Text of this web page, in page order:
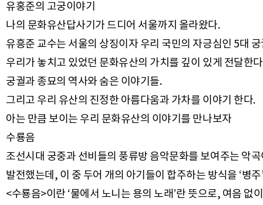
유홍준의 고궁이야기
나의 문화유산답사기가 드디어 서울까지 올라왔다.
유흥준 교수는 서울의 상징이자 우리 국민의 자긍심인 5대
우리가 놓치고 있었던 문화유산의 가치를 깊이 있게 전달한
궁궐과 종묘의 역사와 숨은 이야기들.
그리고 우리 유산의 진정한 아름다움과 가차를 이야기 한다.
아는 만큼 보이는 우리 문화유산의 이야기를 만나보자
수룡음
조선시대 궁중과 선비들의 풍류방 음악문화를 보여주는 악
발전했는데, 이 중 두어 개의 아기들이 합주하는 방식을 ‘병
<수룡음>이란 ‘물에서 노니는 용의 노래’란 뜻으로, 여음